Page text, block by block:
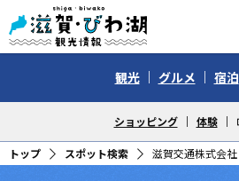
観光 グルメ 宿泊
ショッピング 体験
トップ スポット検索 滋賀交通株式会社